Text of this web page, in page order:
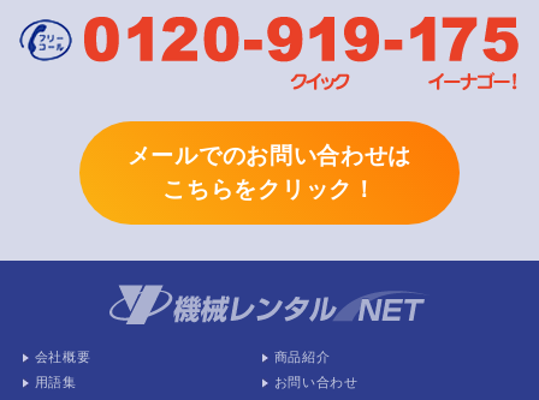
メールでのお問い合わせは
こちらをクリック！
会社概要
商品紹介
用語集
お問い合わせ